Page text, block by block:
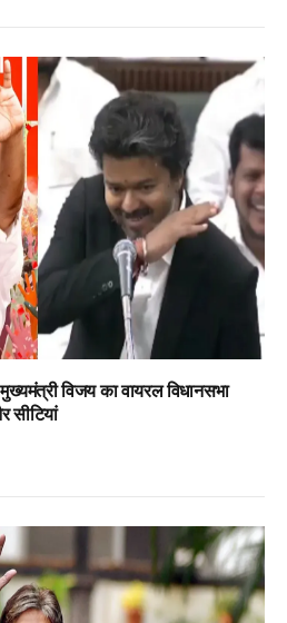
विजय का वायरल विधानसभा
सीटियां